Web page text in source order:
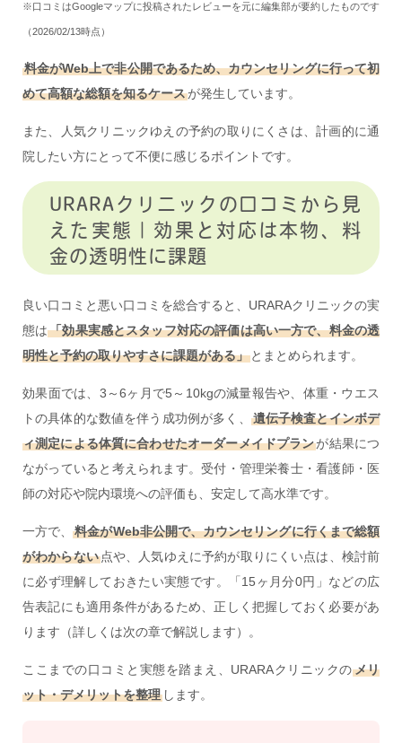
※口コミはGoogleマップに投稿されたレビューを元に編集部が要約したものです
（2026/02/13時点）
料金がWeb上で非公開であるため、カウンセリングに行って初
めて高額な総額を知るケースが発生しています。
また、人気クリニックゆえの予約の取りにくさは、計画的に通
院したい方にとって不便に感じるポイントです。
URARAクリニックの口コミから見
えた実態｜効果と対応は本物、料
金の透明性に課題
良い口コミと悪い口コミを総合すると、URARAクリニックの実
態は「効果実感とスタッフ対応の評価は高い一方で、料金の透
明性と予約の取りやすさに課題がある」 とまとめられます。
効果面では、3～6ヶ月で5～10kgの減量報告や、体重・ウエス
トの具体的な数値を伴う成功例が多く、
遺伝子検査とインボデ
ィ測定による体質に合わせたオーダーメイドプランが結果につ
ながっていると考えられます。受付・管理栄養士・看護師・医
師の対応や院内環境への評価も、安定して高水準です。
一方で、料金がWeb非公開で、カウンセリングに行くまで総額
がわからない点や、人気ゆえに予約が取りにくい点は、検討前
に必ず理解しておきたい実態です。「15ヶ月分0円」などの広
告表記にも適用条件があるため、正しく把握しておく必要があ
ります（詳しくは次の章で解説します）。
ここまでの口コミと実態を踏まえ、URARAクリニックのメリ
ット・デメリットを整理 します。